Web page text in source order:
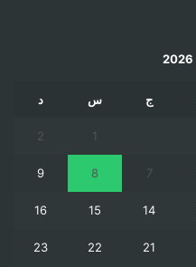
ج س د
1
2
7
8
9
14
15
16
21
22
23